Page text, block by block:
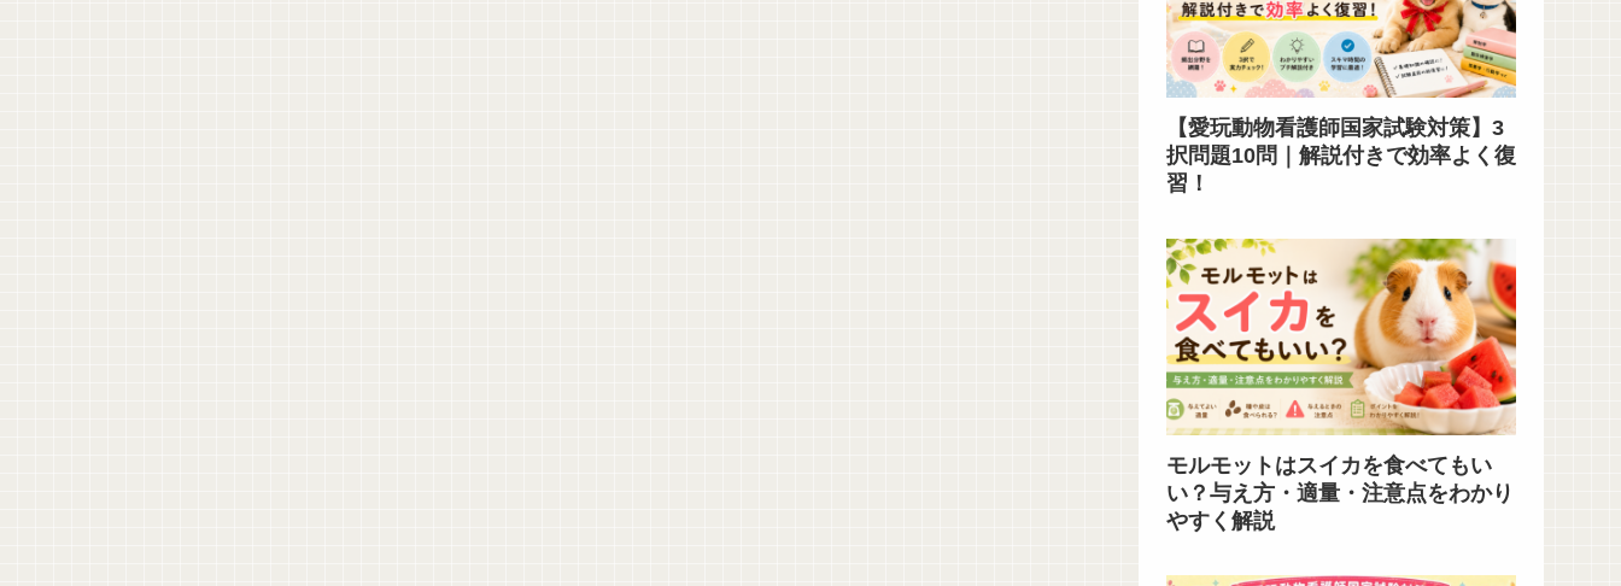
【愛玩動物看護師国家試験対策】3
択問題10問｜解説付きで効率よく復
習！
モルモットはスイカを食べてもい
い？与え方・適量・注意点をわかり
やすく解説